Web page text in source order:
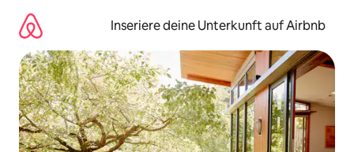
Inhalten
springen
Inseriere deine Unterkunft auf Airbnb